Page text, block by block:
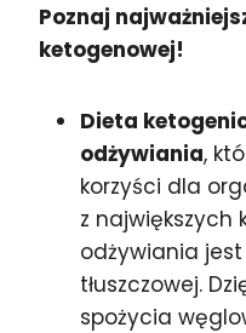
Poznaj
ketogenowej!
Dieta
odżywiania,
korzyści dla
z największych
odżywiania
tłuszczowej.
spożycia